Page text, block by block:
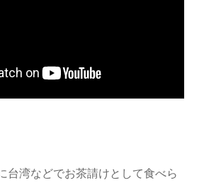
台湾などでお茶請けとして食べら